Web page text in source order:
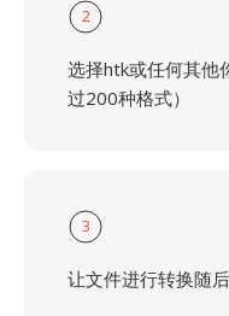
2
选择htk或任何其他
过200种格式）
3
让文件进行转换随